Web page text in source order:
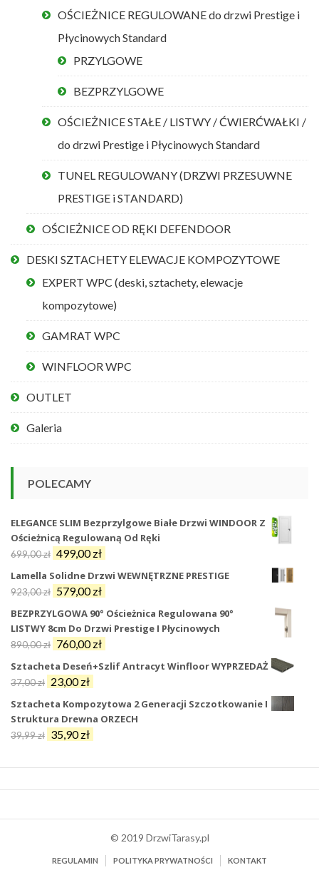
OŚCIEŻNICE REGULOWANE do drzwi Prestige i
Płycinowych Standard
PRZYLGOWE
BEZPRZYLGOWE
OŚCIEŻNICE STAŁE / LISTWY / ĆWIERĆWAŁKI /
do drzwi Prestige i Płycinowych Standard
TUNEL REGULOWANY (DRZWI PRZESUWNE
PRESTIGE i STANDARD)
OŚCIEŻNICE OD RĘKI DEFENDOOR
DESKI SZTACHETY ELEWACJE KOMPOZYTOWE
EXPERT WPC (deski, sztachety, elewacje
kompozytowe)
GAMRAT WPC
WINFLOOR WPC
OUTLET
Galeria
POLECAMY
ELEGANCE SLIM Bezprzylgowe Białe Drzwi WINDOOR Z
Ościeżnicą Regulowaną Od Ręki
699,00zł Pierwotna
cena
wynosiła:
499,00zł
cena
wynosi:
Lamella Solidne Drzwi WEWNĘTRZNE PRESTIGE
923,00zł Pierwotna
cena
wynosiła:
923,00 zł.
579,00zł
cena
wynosi:
BEZPRZYLGOWA 90° Ościeżnica Regulowana 90°
LISTWY 8cm Do Drzwi Prestige I Płycinowych
890,00zł Pierwotna
cena
wynosiła:
760,00zł
cena
Sztacheta Deseń+szlif Antracyt Winfloor WYPRZEDAŻ
37,00zł Pierwotna
cena
wynosiła:
37,00 zł.
23,00zł
cena
wynosi:
Sztacheta Kompozytowa 2 Generacji Szczotkowanie I
Struktura Drewna ORZECH
39,99zł Pierwotna
wynosiła:
35,90zł
wynosi:
© 2019 DrzwiTarasy.pl
REGULAMIN POLITYKA PRYWATNOŚCI KONTAKT